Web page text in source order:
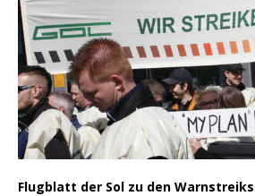
Flugblatt der Sol zu den Warnstreiks